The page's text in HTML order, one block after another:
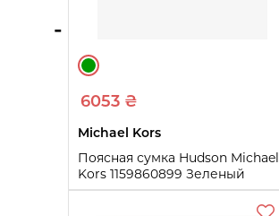
-
6053 ₴
Michael Kors
Поясная сумка Hudson Michael
Kors 1159860899 Зеленый